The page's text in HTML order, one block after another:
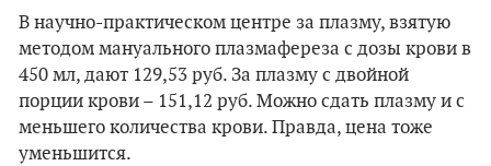
В научно-практическом центре за плазму, взятую
методом мануального плазмафереза с дозы крови в
450 мл, дают 129,53 руб. За плазму с двойной
порции крови – 151,12 руб. Можно сдать плазму и с
меньшего количества крови. Правда, цена тоже
уменьшится.